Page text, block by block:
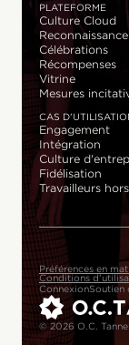
PLATEFORME
Culture Cloud
Reconnaissance
Célébrations
Récompenses
Vitrine
Mesures
CAS
Engagement
Intégration
Culture
Fidélisation
Travailleurs
Préférences en
Conditions
ConnexionSoutien
© 2026 O.C.